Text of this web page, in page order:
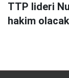
TTP lideri
hakim